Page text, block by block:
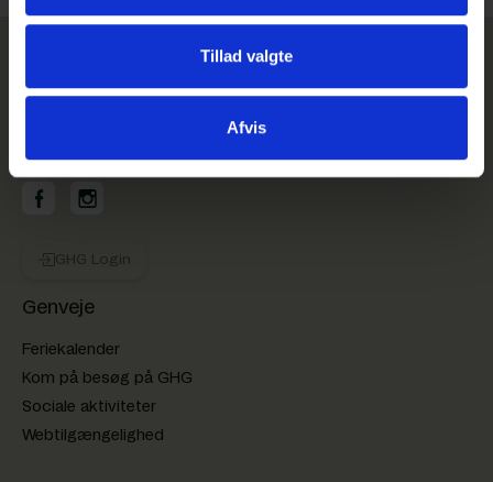
Tillad valgte
Afvis
GHG på Facebook
GHG på Instagram
GHG Login
Genveje
Feriekalender
Kom på besøg på GHG
Sociale aktiviteter
Webtilgængelighed